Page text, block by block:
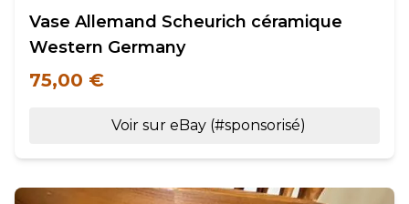
Vase Allemand Scheurich céramique
Western Germany
75,00 €
Voir sur eBay (#sponsorisé)